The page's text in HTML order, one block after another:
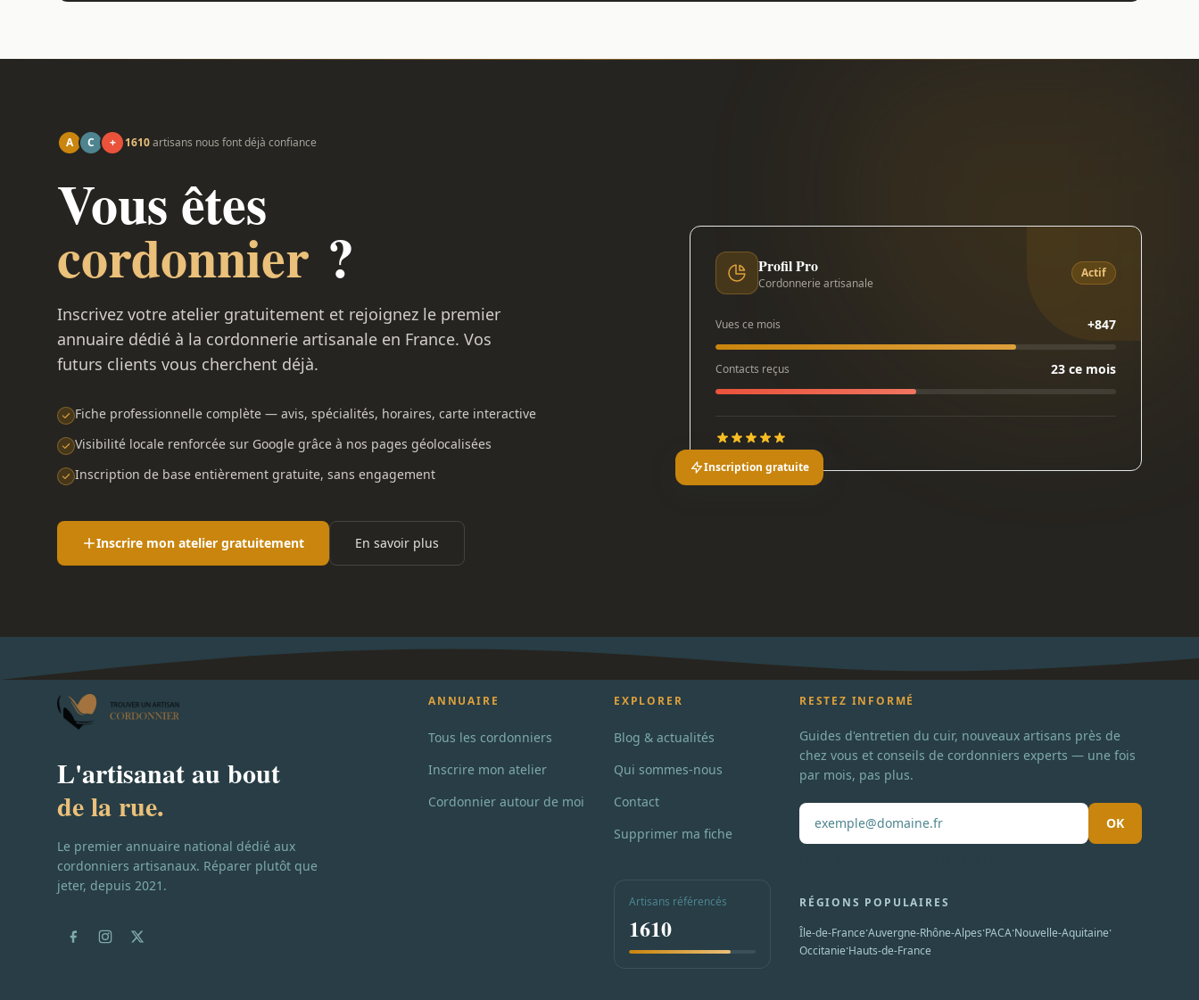
A C + 1610artisans nous font déjà confiance
Vous êtes
cordonnier ?
Inscrivez votre atelier gratuitement et rejoignez le premier
annuaire dédié à la cordonnerie artisanale en France. Vos
futurs clients vous cherchent déjà.
Fiche professionnelle complète — avis, spécialités, horaires, carte interactive
Visibilité locale renforcée sur Google grâce à nos pages géolocalisées
Inscription de base entièrement gratuite, sans engagement
Inscrire mon atelier gratuitement En savoir plus
Profil Pro
Cordonnerie artisanale
Actif
Vues ce mois +847
Contacts reçus 23 ce mois
Inscription gratuite
L'artisanat au bout
de la rue.
Le premier annuaire national dédié aux
cordonniers artisanaux. Réparer plutôt que
jeter, depuis 2021.
ANNUAIRE
Tous les cordonniers
Inscrire mon atelier
Cordonnier autour de moi
EXPLORER
Blog & actualités
Qui sommes-nous
Contact
Supprimer ma fiche
Artisans référencés
1610
RESTEZ INFORMÉ
Guides d'entretien du cuir, nouveaux artisans près de
chez vous et conseils de cordonniers experts — une fois
par mois, pas plus.
OK
RÉGIONS POPULAIRES
Île-de-France·Auvergne-Rhône-Alpes·PACA·Nouvelle-Aquitaine·
Occitanie·Hauts-de-France